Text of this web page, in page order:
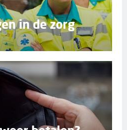
in de zorg